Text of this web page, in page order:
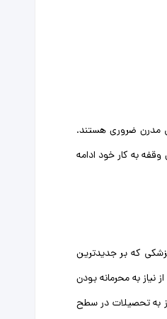
مدرن ضروری هستند.
به کار خود ادامه
که بر جدیدترین
به محرمانه بودن
به تحصیلات در سطح